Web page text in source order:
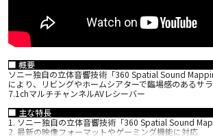
■ 概要
ソニー独自の立体音響技術「360 Spatial Sound
により、リビングやホームシアターで臨場感のあるサ
7.1chマルチチャンネルAVレシーバー
■ 主な特長
1. ソニー独自の立体音響技術「360 Spatial Sound
2. 最新の映像フォーマットやゲーミング機能に対応